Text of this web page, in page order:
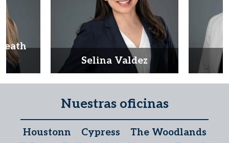
Selina Valdez
Nuestras oficinas
Houstonn Cypress
The Woodlands